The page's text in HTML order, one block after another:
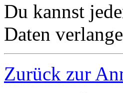
Du kannst
Daten
Zurück zur